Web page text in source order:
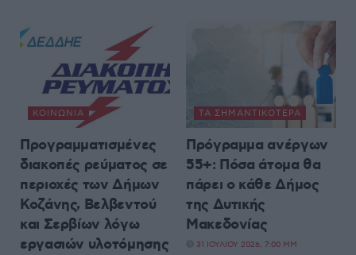
ΚΟΙΝΩΝΊΑ
Προγραμματισμένες
διακοπές ρεύματος σε
περιοχές των Δήμων
Κοζάνης, Βελβεντού
και Σερβίων λόγω
εργασιών υλοτόμησης
ΤΑ ΣΗΜΑΝΤΙΚΟΤΕΡΑ
Πρόγραμμα ανέργων
55+: Πόσα άτομα θα
πάρει ο κάθε Δήμος
της Δυτικής
Μακεδονίας
31 ΙΟΥΛΊΟΥ 2026, 7:00 ΜΜ